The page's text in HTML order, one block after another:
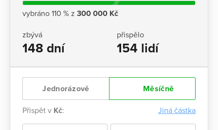
vybráno 110 % z 300 000 Kč
zbývá
148 dní
přispělo
154 lidí
Jednorázově Měsíčně
Přispět v Kč: Jiná částka